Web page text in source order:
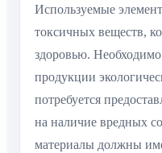
Используемые
токсичных веществ,
здоровью. Необходимо
продукции
потребуется
на наличие вредных
материалы должны